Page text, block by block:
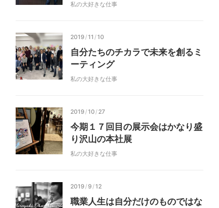
私の大好きな仕事
2019 /11 /10
自分たちのチカラで未来を創るミ
ーティング
私の大好きな仕事
2019 /10 / 27
今期１７回目の展示会はかなり盛
り沢山の本社展
私の大好きな仕事
2019 /9 /12
職業人生は自分だけのものではな